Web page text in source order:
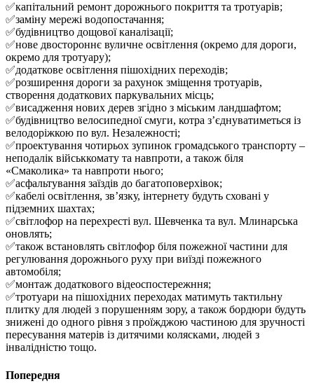
✅капітальний ремонт дорожнього покриття та тротуарів;
✅заміну мережі водопостачання;
✅будівництво дощової каналізації;
✅нове двостороннє вуличне освітлення (окремо для дороги,
окремо для тротуару);
✅додаткове освітлення пішохідних переходів;
✅розширення дороги за рахунок зміщення тротуарів,
створення додаткових паркувальних місць;
✅висадження нових дерев згідно з міським ландшафтом;
✅будівництво велосипедної смуги, котра з’єднуватиметься із
велодоріжкою по вул. Незалежності;
✅проектування чотирьох зупинок громадського транспорту –
неподалік військкомату та навпроти, а також біля
«Смаколика» та навпроти нього;
✅асфальтування заїздів до багатоповерхівок;
✅кабелі освітлення, зв’язку, інтернету будуть сховані у
підземних шахтах;
✅світлофор на перехресті вул. Шевченка та вул. Млинарська
оновлять;
✅також встановлять світлофор біля пожежної частини для
регулювання дорожнього руху при виїзді пожежного
автомобіля;
✅монтаж додаткового відеоспостережння;
✅тротуари на пішохідних переходах матимуть тактильну
плитку для людей з порушенням зору, а також бордюри будуть
знижені до одного рівня з проїжджою частиною для зручності
пересування матерів із дитячими колясками, людей з
інвалідністю тощо.
Попередня